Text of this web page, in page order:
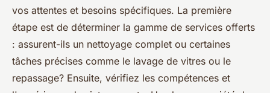
vos attentes et besoins spécifiques. La première
étape est de déterminer la gamme de services offerts
: assurent-ils un nettoyage complet ou certaines
tâches précises comme le lavage de vitres ou le
repassage? Ensuite, vérifiez les compétences et